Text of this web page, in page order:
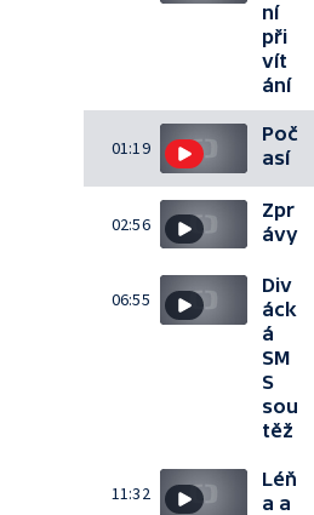
ní
při
vít
ání
01:19
Poč
así
02:56
Zpr
ávy
06:55
Div
áck
á
SM
S
sou
těž
11:32
Léň
a a